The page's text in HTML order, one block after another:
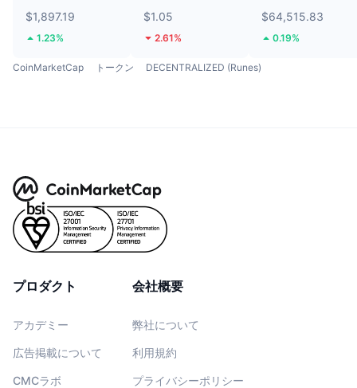
$1,897.19
1.23%
$1.05
2.61%
$64,515.83
0.19%
CoinMarketCap トークン DECENTRALIZED (Runes)
プロダクト
アカデミー
広告掲載について
CMCラボ
会社概要
弊社について
利用規約
プライバシーポリシー